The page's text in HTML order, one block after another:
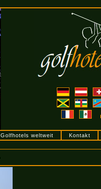
Golfhotels weltweit Kontakt